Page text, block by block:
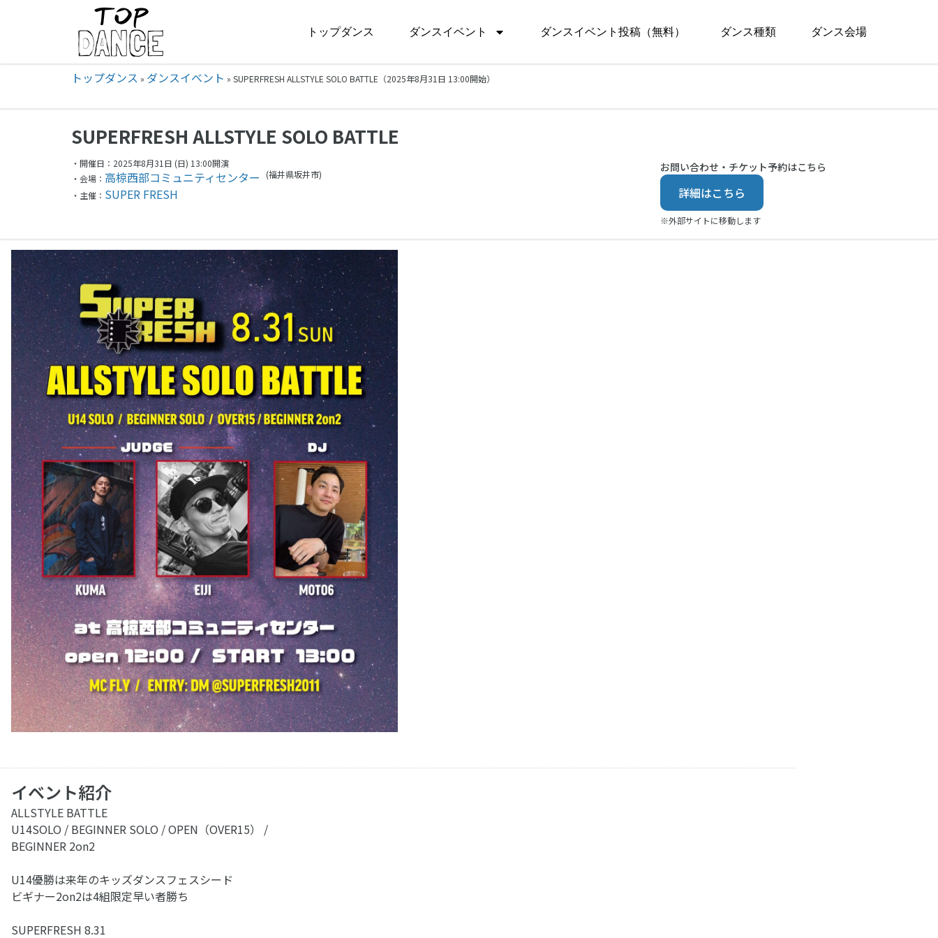
トップダンス ダンスイベント ダンスイベント投稿（無料） ダンス種類 ダンス会場
トップダンス » ダンスイベント » SUPERFRESH ALLSTYLE SOLO BATTLE（2025年8月31日 13:00開始）
SUPERFRESH ALLSTYLE SOLO BATTLE
・開催日：2025年8月31日 (日) 13:00開演
・会場： 高椋西部コミュニティセンター (福井県坂井市)
・主催： SUPER FRESH
お問い合わせ・チケット予約はこちら
詳細はこちら
※外部サイトに移動します
イベント紹介
ALLSTYLE BATTLE
U14SOLO / BEGINNER SOLO / OPEN（OVER15） /
BEGINNER 2on2
U14優勝は来年のキッズダンスフェスシード
ビギナー2on2は4組限定早い者勝ち
SUPERFRESH 8.31